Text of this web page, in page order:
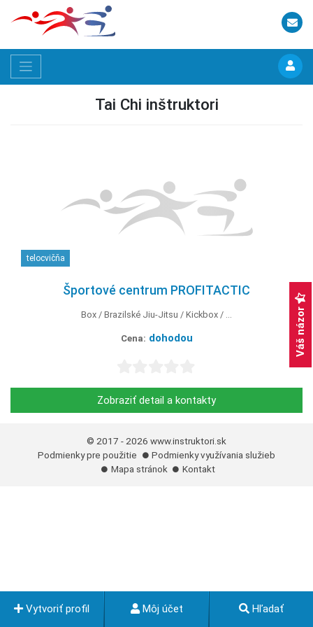
Tai Chi inštruktori
telocvičňa
Športové centrum PROFITACTIC
Box Brazilské Jiu-Jitsu Kickbox ...
Cena: dohodou
Zobraziť detail a kontakty
© 2017 - 2026 www.instruktori.sk
Podmienky pre použitie
Podmienky využívania služieb
Mapa stránok
Kontakt
Vytvoriť profil Môj účet Hľadať
Váš názor